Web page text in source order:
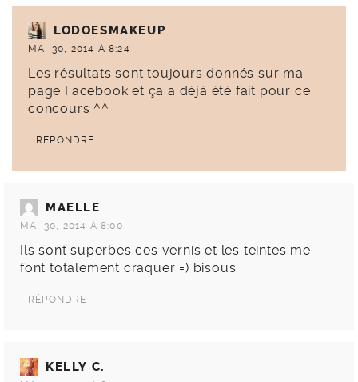
LODOESMAKEUP
MAI 30, 2014 À 8:24
Les résultats sont toujours donnés sur ma
page Facebook et ça a déjà été fait pour ce
concours ^^
RÉPONDRE
MAELLE
MAI 30, 2014 À 8:00
Ils sont superbes ces vernis et les teintes me
font totalement craquer =) bisous
RÉPONDRE
KELLY C.